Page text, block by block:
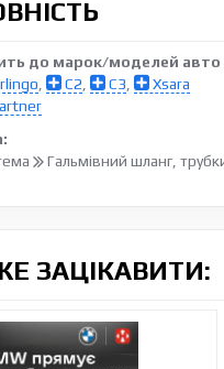
до марок/моделей авто
C2 C3
Xsara
Гальмівний шланг,
ЗАЦІКАВИТИ: